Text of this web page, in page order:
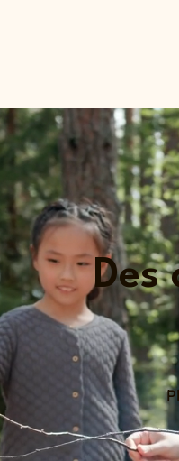
Des